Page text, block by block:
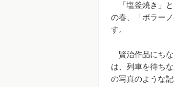
「塩釜焼き」と
の春、「ポラー
す。
賢治作品にちな
は、列車を待ち
の写真のような